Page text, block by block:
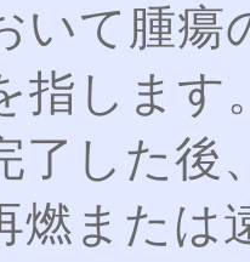
いて腫瘍
指します
了した後
燃または